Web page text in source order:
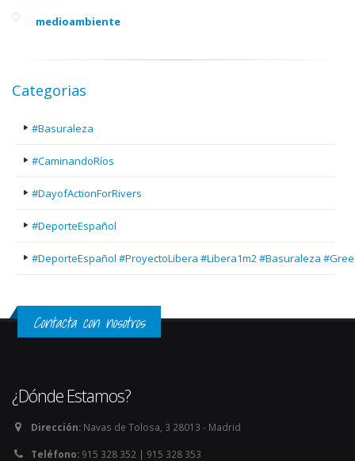
medioambiente
Categorias
#Basuraleza
#CaminandoRíos
#DayofActionForRivers
#DeporteEspañol
#DeporteEspañol #ProyectoLibera #Libera1m2 #Basuraleza
Contacta con nosotros
¿Dónde Estamos?
Dirección: Navas de Tolosa, 3 28013 - Madrid
Teléfono: 915 328 352 | 915 328 353